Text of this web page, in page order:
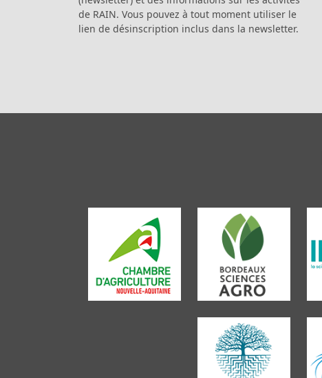
de RAIN. Vous pouvez à tout moment utiliser le
lien de désinscription inclus dans la newsletter.